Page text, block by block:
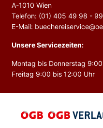
A-1010 Wien
Telefon: (01) 405 49 98 -
E-Mail:
Unsere Servicezeiten:
Montag bis Donnerstag
Freitag 9:00 bis 12:00 Uhr